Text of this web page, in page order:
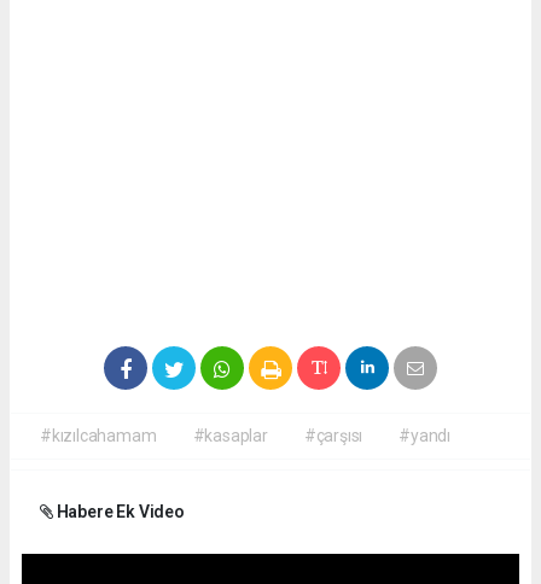
#kızılcahamam #kasaplar #çarşısı #yandı
Habere Ek Video